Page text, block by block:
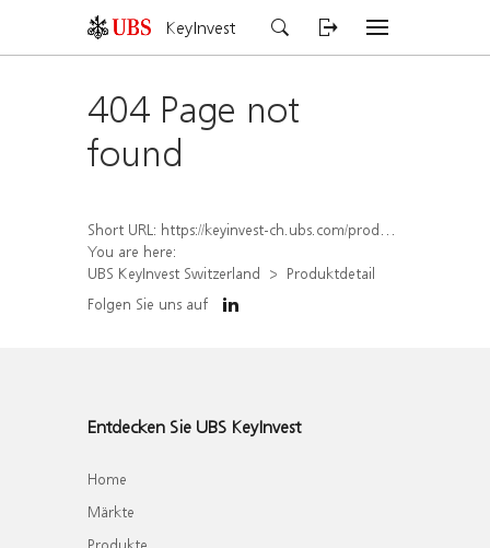
KeyInvest
404 Page not
found
Short URL: https://keyinvest-ch.ubs.com/produkt/detail/index/isin/CH1581944449
You are here:
UBS KeyInvest Switzerland
Produktdetail
Folgen Sie uns auf
Entdecken Sie UBS KeyInvest
Home
Märkte